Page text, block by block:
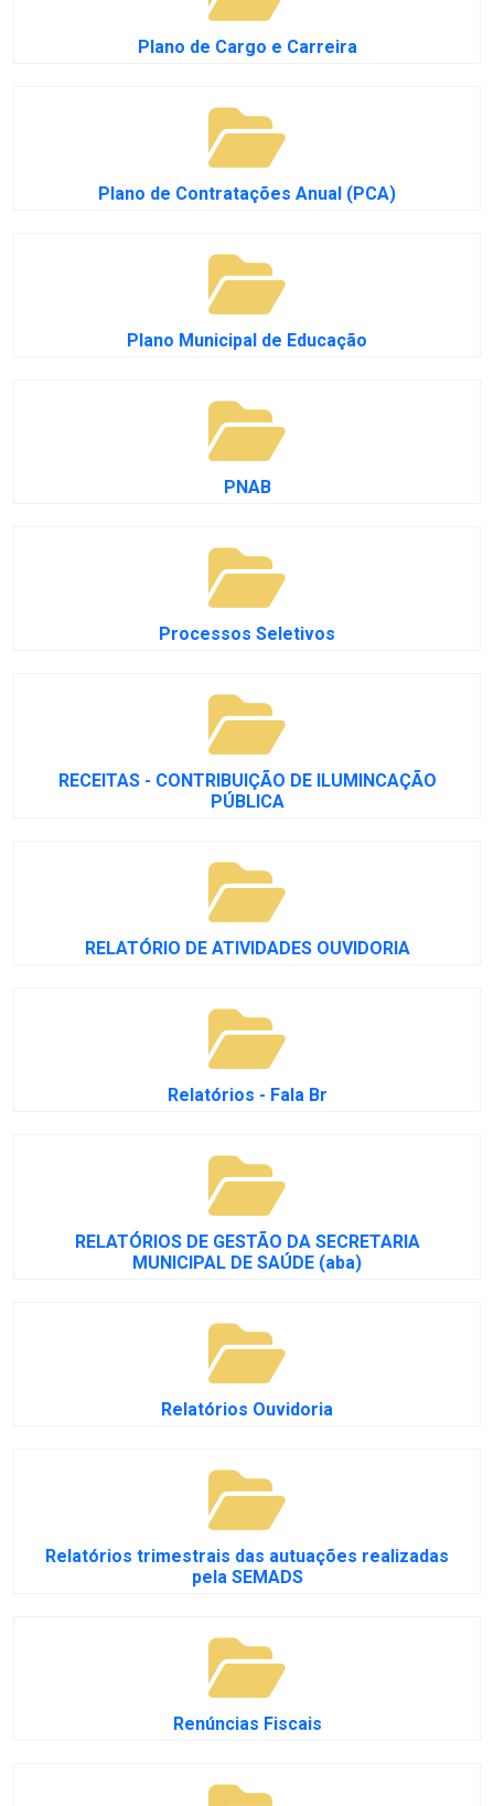
Plano de Cargo e Carreira
Plano de Contratações Anual (PCA)
Plano Municipal de Educação
PNAB
Processos Seletivos
RECEITAS - CONTRIBUIÇÃO DE ILUMINCAÇÃO
PÚBLICA
RELATÓRIO DE ATIVIDADES OUVIDORIA
Relatórios - Fala Br
RELATÓRIOS DE GESTÃO DA SECRETARIA
MUNICIPAL DE SAÚDE (aba)
Relatórios Ouvidoria
Relatórios trimestrais das autuações realizadas
pela SEMADS
Renúncias Fiscais